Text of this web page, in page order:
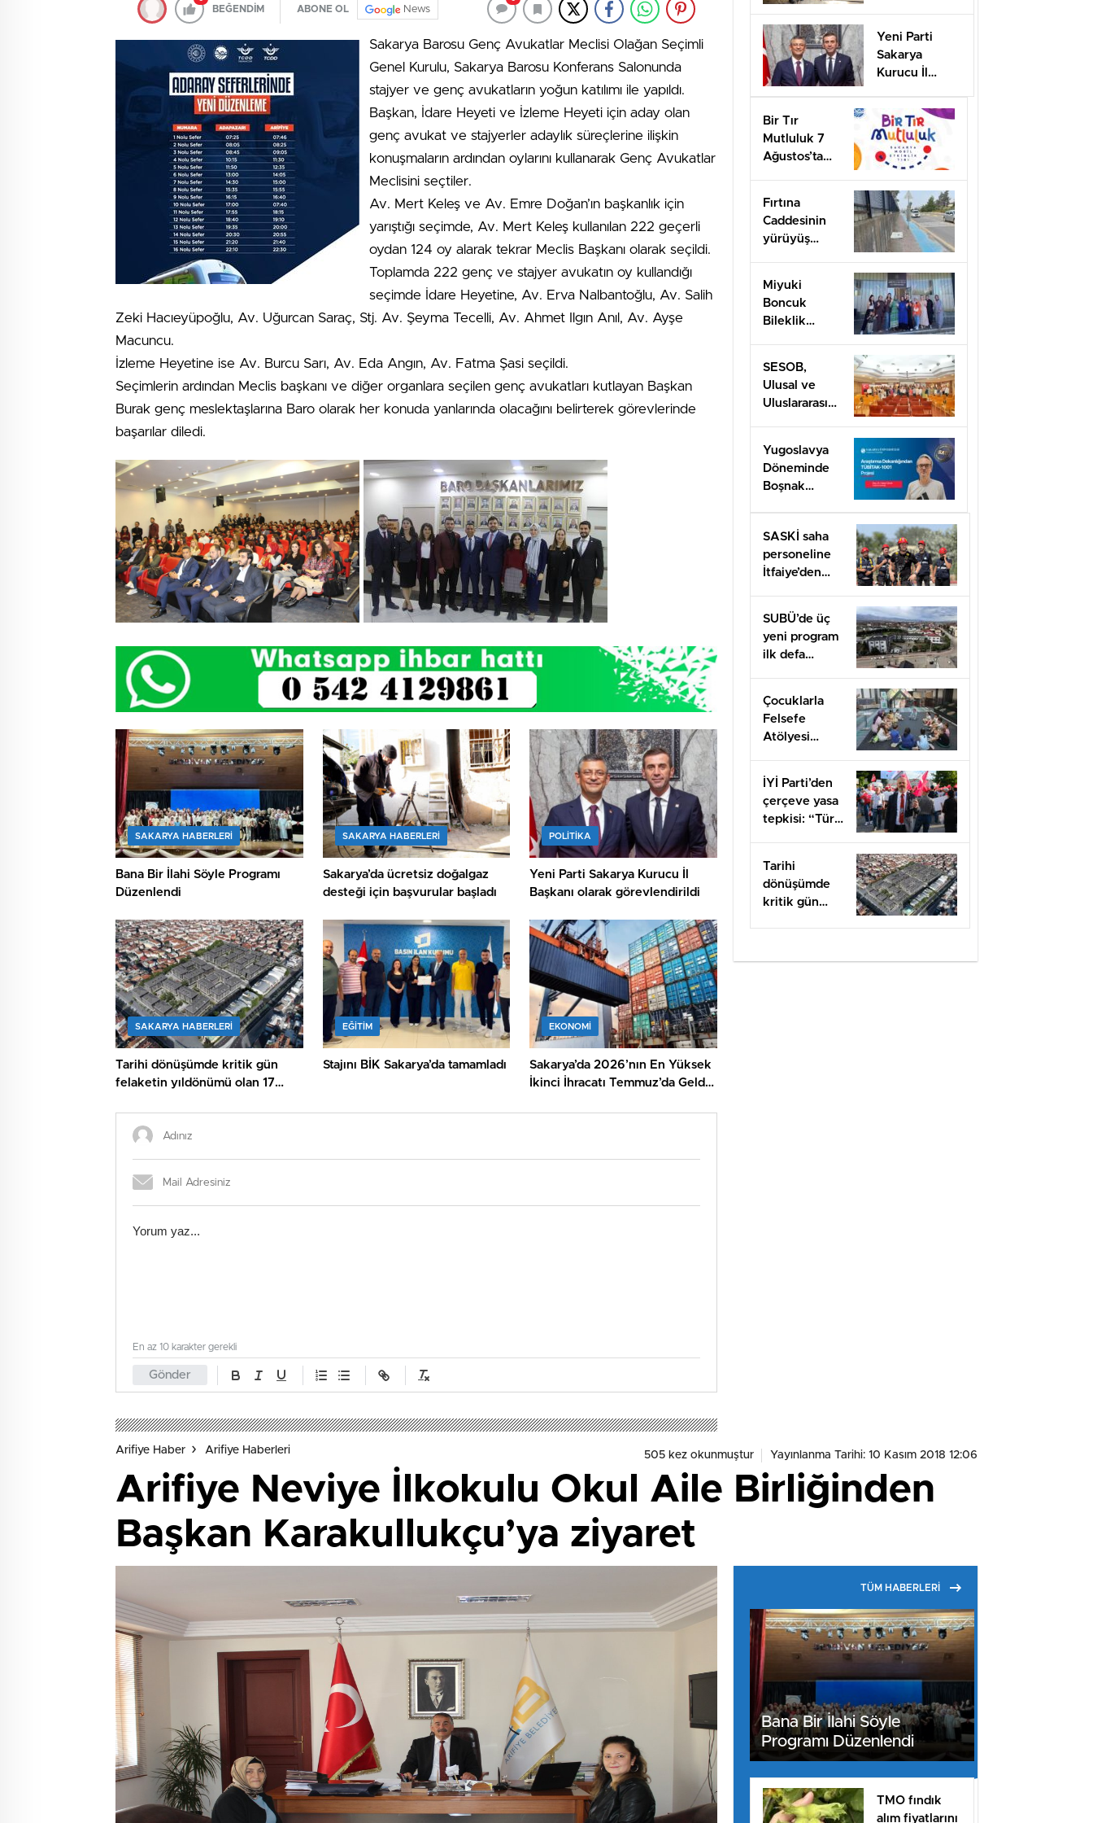
BEĞENDİM ABONE OL News
Sakarya Barosu Genç Avukatlar Meclisi Olağan Seçimli
Genel Kurulu, Sakarya Barosu Konferans Salonunda
stajyer ve genç avukatların yoğun katılımı ile yapıldı.
Başkan, İdare Heyeti ve İzleme Heyeti için aday olan
genç avukat ve stajyerler adaylık süreçlerine ilişkin
konuşmaların ardından oylarını kullanarak Genç Avukatlar
Meclisini seçtiler.
Av. Mert Keleş ve Av. Emre Doğan’ın başkanlık için
yarıştığı seçimde, Av. Mert Keleş kullanılan 222 geçerli
oydan 124 oy alarak tekrar Meclis Başkanı olarak seçildi.
Toplamda 222 genç ve stajyer avukatın oy kullandığı
seçimde İdare Heyetine, Av. Erva Nalbantoğlu, Av. Salih
Zeki Hacıeyüpoğlu, Av. Uğurcan Saraç, Stj. Av. Şeyma Tecelli, Av. Ahmet Ilgın Anıl, Av. Ayşe
Macuncu.
İzleme Heyetine ise Av. Burcu Sarı, Av. Eda Angın, Av. Fatma Şasi seçildi.
Seçimlerin ardından Meclis başkanı ve diğer organlara seçilen genç avukatları kutlayan Başkan
Burak genç meslektaşlarına Baro olarak her konuda yanlarında olacağını belirterek görevlerinde
başarılar diledi.
SAKARYA HABERLERI
Bana Bir İlahi Söyle Programı
Düzenlendi
SAKARYA HABERLERI
Sakarya’da ücretsiz doğalgaz
desteği için başvurular başladı
POLİTİKA
Yeni Parti Sakarya Kurucu İl
Başkanı olarak görevlendirildi
SAKARYA HABERLERI
Tarihi dönüşümde kritik gün
felaketin yıldönümü olan 17
EĞİTİM
Stajını BİK Sakarya’da tamamladı
EKONOMİ
Sakarya’da 2026’nın En Yüksek
İkinci İhracatı Temmuz’da Geldi:
Gönder
En az 10 karakter gerekli
başladı
Yeni Parti
Sakarya
Kurucu İl
görevlendirildi
Bir Tır
Mutluluk 7
Ağustos’ta
Fırtına
Caddesinin
yürüyüş
Miyuki
Boncuk
Bileklik
SESOB,
Ulusal ve
Uluslararası
Ağını
Güçlendiriyor
Yugoslavya
Döneminde
Boşnak
1001 Desteği
SASKİ saha
personeline
İtfaiye’den
güvenlik
eğitimi
SUBÜ’de üç
yeni program
ilk defa
Çocuklarla
Felsefe
Atölyesi
İYİ Parti’den
çerçeve yasa
tepkisi: “Türk
vereceksiniz”
Tarihi
dönüşümde
kritik gün
Arifiye Haber Arifiye Haberleri 505 kez okunmuştur Yayınlanma Tarihi: 10 Kasım 2018 12:06
Arifiye Neviye İlkokulu Okul Aile Birliğinden
Başkan Karakullukçu’ya ziyaret
TÜM HABERLERİ
Bana Bir İlahi Söyle
Programı Düzenlendi
TMO fındık
alım fiyatlarını